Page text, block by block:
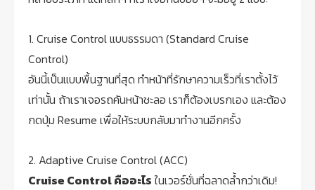
1. Cruise Control แบบธรรมดา (Standard Cruise
Control)
อันนี้เป็นแบบพื้นฐานที่สุด ทำหน้าที่รักษาความเร็วที่เราตั้งไว้
เท่านั้น ถ้าเราเจอรถคันหน้าชะลอ เราก็ต้องเบรกเอง และต้อง
กดปุ่ม Resume เพื่อให้ระบบกลับมาทำงานอีกครั้ง
2. Adaptive Cruise Control (ACC)
Cruise Control คืออะไร ในเวอร์ชั่นที่ฉลาดล้ำกว่าเดิม!